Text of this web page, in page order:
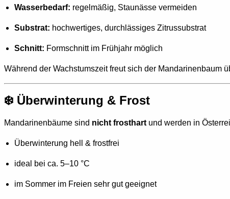
Wasserbedarf: regelmäßig, Staunässe vermeiden
Substrat: hochwertiges, durchlässiges Zitrussubstrat
Schnitt: Formschnitt im Frühjahr möglich
Während der Wachstumszeit freut sich der Mandarinenbaum
❄️ Überwinterung & Frost
Mandarinenbäume sind nicht frosthart und werden in
Überwinterung hell & frostfrei
ideal bei ca. 5–10 °C
im Sommer im Freien sehr gut geeignet